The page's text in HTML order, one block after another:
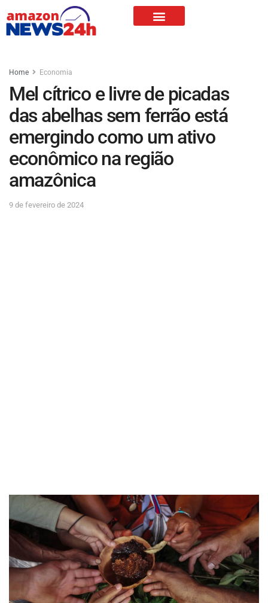
Home Economia
Mel cítrico e livre de picadas
das abelhas sem ferrão está
emergindo como um ativo
econômico na região
amazônica
9 de fevereiro de 2024